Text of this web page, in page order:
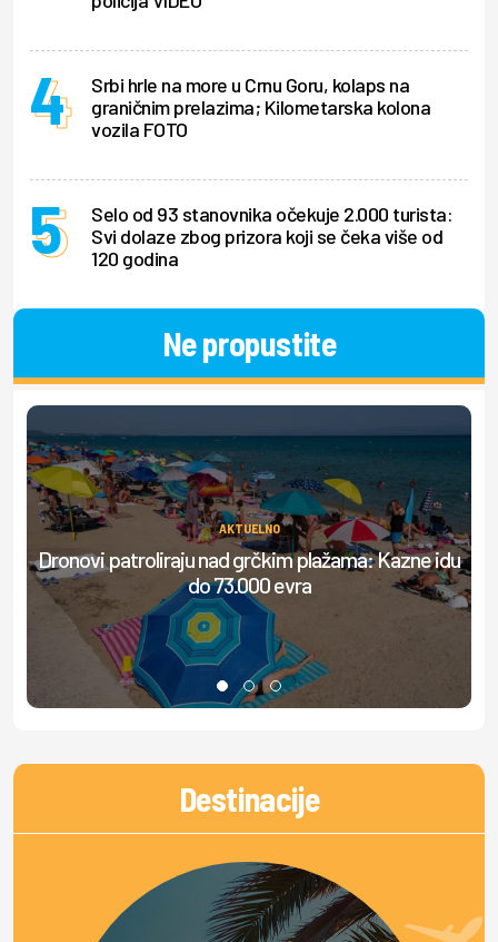
Srbi hrle na more u Crnu Goru, kolaps na
graničnim prelazima; Kilometarska kolona
vozila FOTO
Selo od 93 stanovnika očekuje 2.000 turista:
Svi dolaze zbog prizora koji se čeka više od
120 godina
Ne propustite
AKTUELNO
Dronovi patroliraju nad grčkim plažama: Kazne idu
do 73.000 evra
Destinacije